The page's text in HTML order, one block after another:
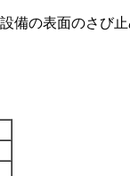
の表面のさび